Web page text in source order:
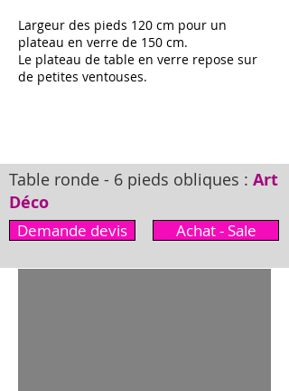
Largeur des pieds 120 cm pour un
plateau en verre de 150 cm.
Le plateau de table en verre repose sur
de petites ventouses.
Table ronde - 6 pieds obliques : Art
Déco
Demande devis Achat - Sale